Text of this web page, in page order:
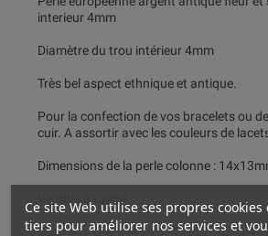
interieur 4mm
Diamètre du trou intérieur 4mm
Très bel aspect ethnique et antique.
Pour la confection de vos bracelets ou
cuir. A assortir avec les couleurs de
Dimensions de la perle colonne :
Vendue à l'unité.
Ce site Web utilise ses propres cookies
tiers pour améliorer nos services et